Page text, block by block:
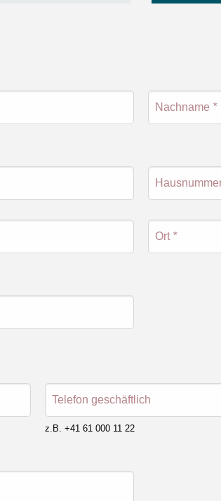
Nachname *
Ort *
Telefon geschäftlich
z.B. +41 61 000 11 22